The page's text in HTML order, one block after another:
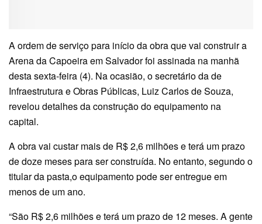
A ordem de serviço para início da obra que vai construir a
Arena da Capoeira em Salvador foi assinada na manhã
desta sexta-feira (4). Na ocasião, o secretário da de
Infraestrutura e Obras Públicas, Luiz Carlos de Souza,
revelou detalhes da construção do equipamento na
capital.
A obra vai custar mais de R$ 2,6 milhões e terá um prazo
de doze meses para ser construída. No entanto, segundo o
titular da pasta,o equipamento pode ser entregue em
menos de um ano.
“São R$ 2,6 milhões e terá um prazo de 12 meses. A gente